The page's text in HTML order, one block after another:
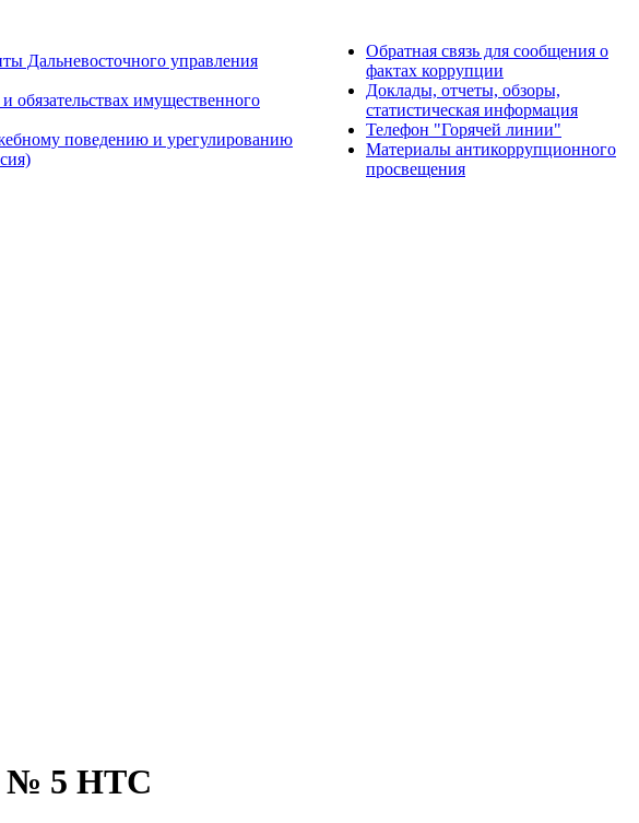
Дальневосточного управления
обязательствах имущественного
поведению и урегулированию
Обратная связь для сообщения о
фактах коррупции
Доклады, отчеты, обзоры,
статистическая информация
Телефон "Горячей линии"
Материалы антикоррупционного
просвещения
№ 5 НТС